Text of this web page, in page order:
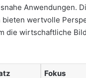
Anwendungen.
bieten wertvolle
die wirtschaftliche
Fokus